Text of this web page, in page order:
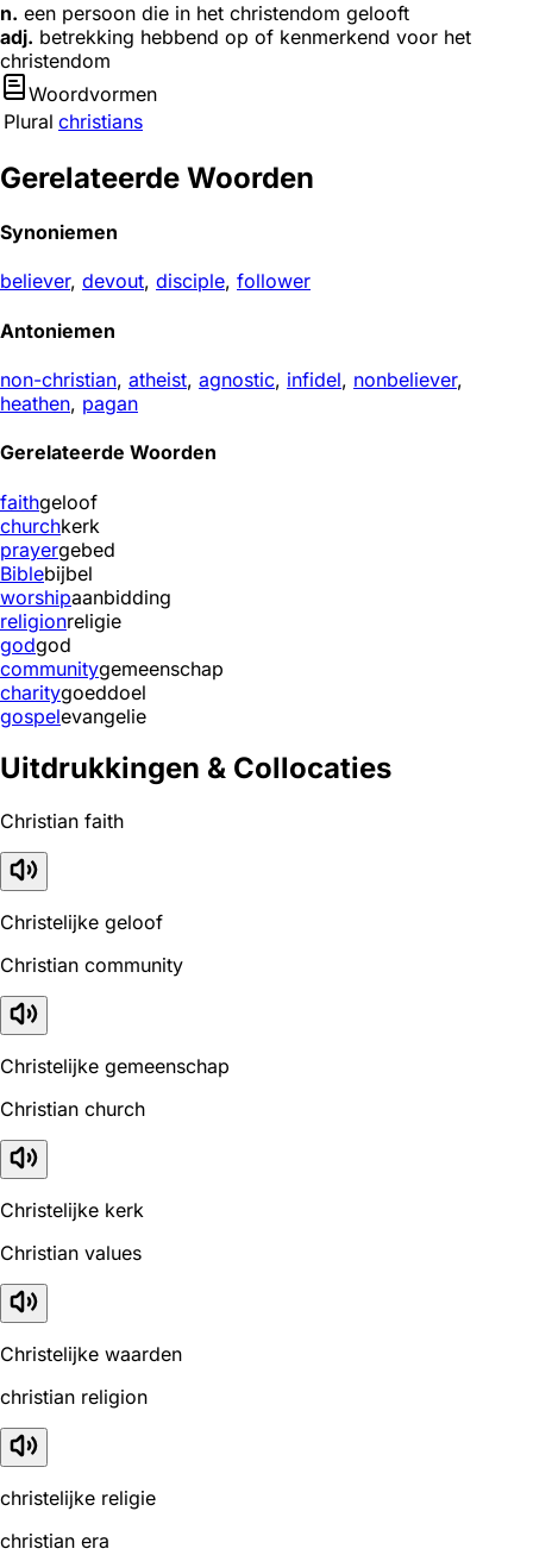
n. een persoon die in het christendom gelooft
adj. betrekking hebbend op of kenmerkend voor het
christendom
Woordvormen
Plural christians
Gerelateerde Woorden
Synoniemen
believer, devout, disciple, follower
Antoniemen
non-christian, atheist, agnostic, infidel, nonbeliever,
heathen, pagan
Gerelateerde Woorden
faithgeloof
churchkerk
prayergebed
Biblebijbel
worshipaanbidding
religionreligie
godgod
communitygemeenschap
charitygoeddoel
gospelevangelie
Uitdrukkingen & Collocaties
Christian faith
Christelijke geloof
Christian community
Christelijke gemeenschap
Christian church
Christelijke kerk
Christian values
Christelijke waarden
christian religion
christelijke religie
christian era